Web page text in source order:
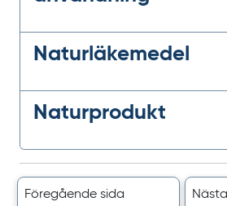
Naturläkemedel
Naturprodukt
Föregående sida